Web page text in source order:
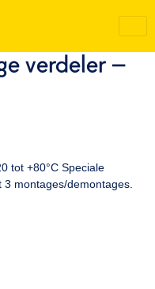
verdeler –
tot +80°C Speciale
montages/demontages.